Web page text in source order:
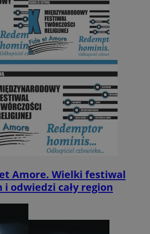
Amore. Wielki festiwal
i odwiedzi cały region